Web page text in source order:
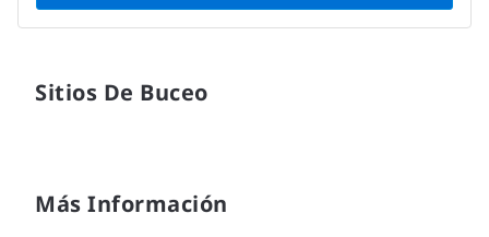
Sitios De Buceo
Más Información